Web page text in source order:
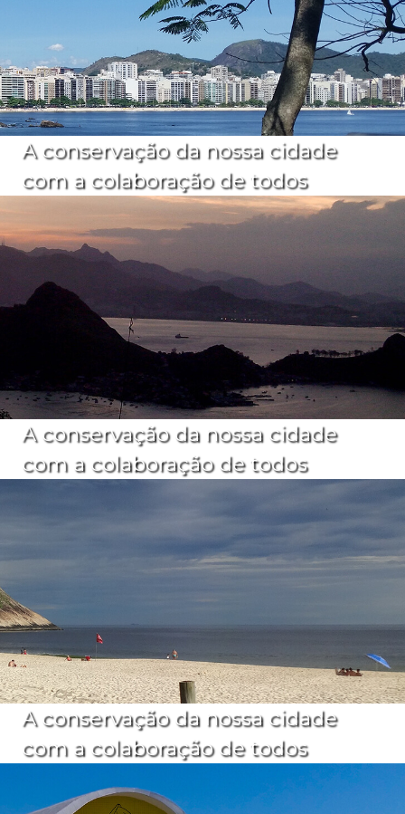
A conservação da nossa cidade
com a colaboração de todos
A conservação da nossa cidade
com a colaboração de todos
A conservação da nossa cidade
com a colaboração de todos